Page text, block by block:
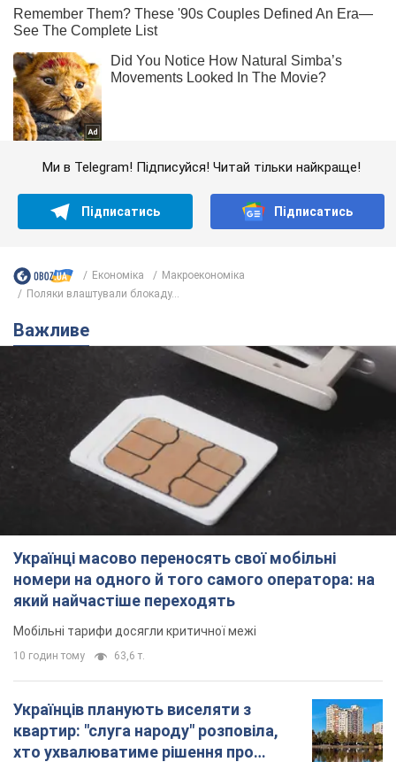
Ми в Telegram! Підписуйся! Читай тільки найкраще!
Підписатись Підписатись
Економіка
Mакроекономіка
Поляки влаштували блокаду...
Важливе
Українці масово переносять свої мобільні
номери на одного й того самого оператора: на
який найчастіше переходять
Мобільні тарифи досягли критичної межі
10 годин тому 63,6 т.
Українців планують виселяти з
квартир: "слуга народу" розповіла,
хто ухвалюватиме рішення про